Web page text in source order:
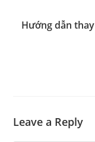
Hướng dẫn
Leave a Reply